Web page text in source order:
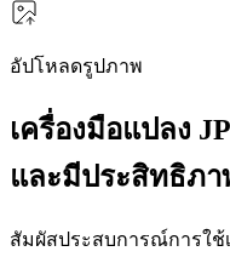
อัปโหลดรูปภาพ
เครื่องมือแปลง
และมีประสิทธิภา
สัมผัสประสบการณ์การใช้เ